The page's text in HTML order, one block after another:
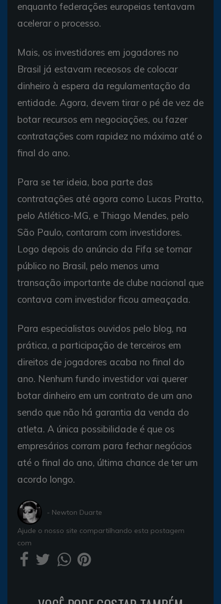
enquanto federações europeias tentavam
acelerar o processo.
Mais, os investidores em jogadores no
Brasil já estavam receosos de colocar
dinheiro à espera da regulamentação da
entidade. Agora, devem tirar o pé de vez de
botar recursos em negociações, ou fazer
contratações com rapidez no máximo até o
final do ano.
Para se ter ideia, boa parte das
contratações até agora como Lucas Pratto,
pelo Atlético-MG, e Thiago Mendes, pelo
São Paulo, contaram com investidores.
Logo depois do anúncio da Fifa se tornar
público no Brasil, pelo menos uma
transação importante de clube nacional que
contava com investidor ficou ameaçada.
Para especialistas ouvidos pelo blog, na
prática, a participação de terceiros em
direitos de jogadores acaba no final do
ano. Nenhum fundo investidor vai querer
botar dinheiro em um contrato de um ano
sendo que não há garantia da venda do
atleta. A única possibilidade é que os
empresários corram para fechar negócios
até o final do ano, última chance de ter um
acordo longo.
- Newton Duarte
Ajude o nosso site compartilhando esta postagem
com